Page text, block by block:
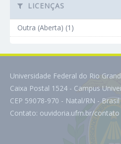
LICENÇAS
Outra (Aberta) (1)
Universidade Federal do Rio
Caixa Postal 1524 - Campus
CEP 59078-970 - Natal/RN - Brasil
Contato: ouvidoria.ufrn.br/contato